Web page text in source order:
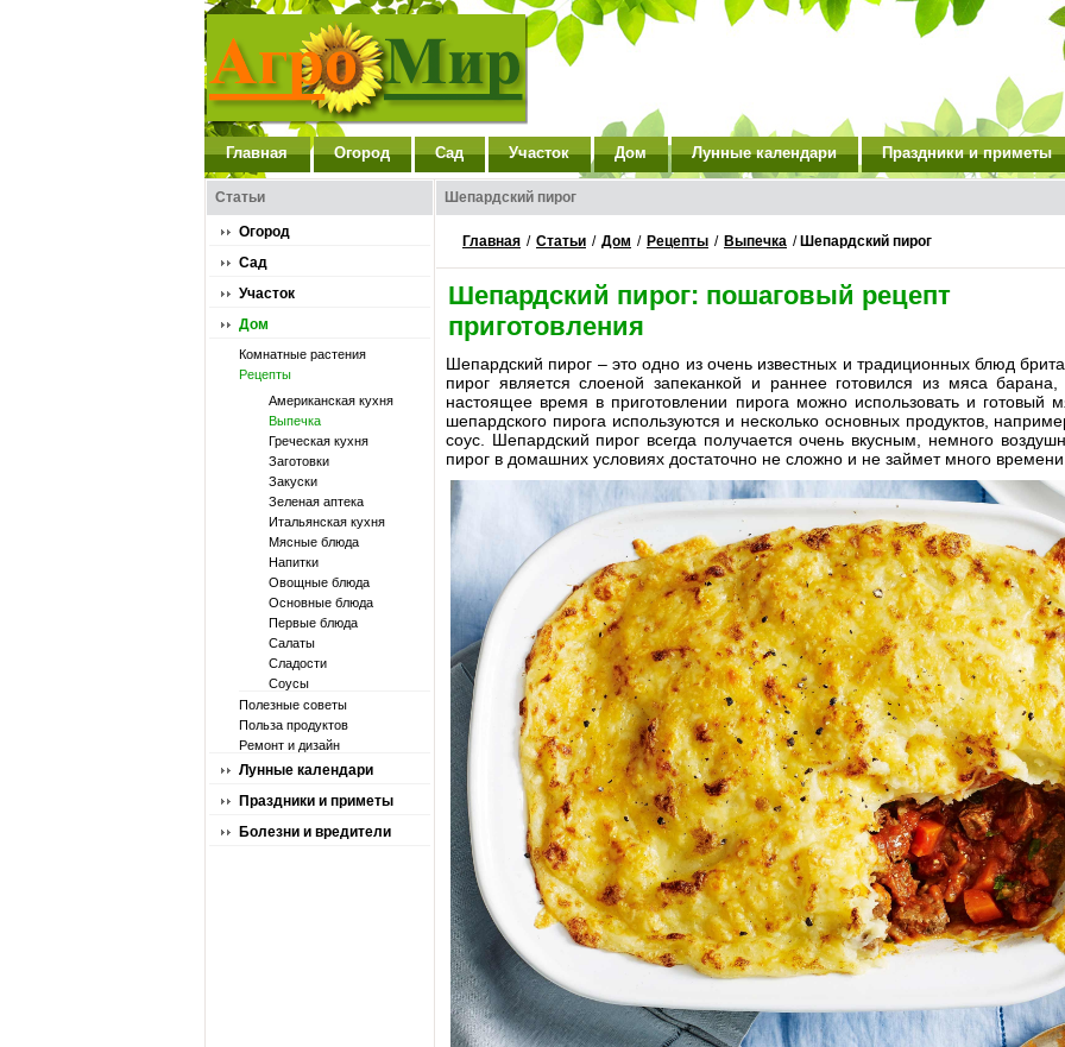
Главная Огород Сад Участок Дом Лунные календари Праздники и приметы
Статьи
Огород
Сад
Участок
Дом
Комнатные растения
Рецепты
Американская кухня
Выпечка
Греческая кухня
Заготовки
Закуски
Зеленая аптека
Итальянская кухня
Мясные блюда
Напитки
Овощные блюда
Основные блюда
Первые блюда
Салаты
Сладости
Соусы
Полезные советы
Польза продуктов
Ремонт и дизайн
Лунные календари
Праздники и приметы
Болезни и вредители
Шепардский пирог
Главная / Статьи / Дом / Рецепты / Выпечка / Шепардский пирог
Шепардский пирог: пошаговый рецепт
приготовления
Шепардский пирог – это одно из очень известных и традиционных блюд
пирог является слоеной запеканкой и раннее готовился из мяса
настоящее время в приготовлении пирога можно использовать и
шепардского пирога используются и несколько основных продуктов,
соус. Шепардский пирог всегда получается очень вкусным, немного
пирог в домашних условиях достаточно не сложно и не займет много